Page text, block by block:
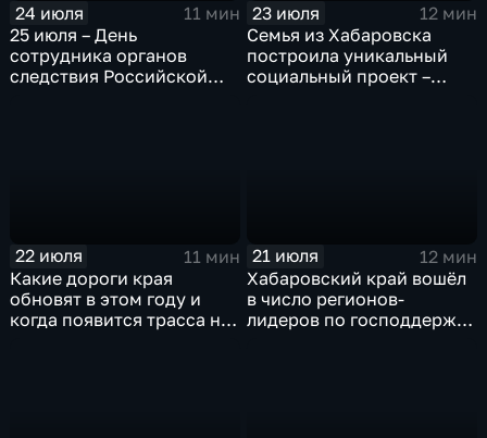
24 июля
11 мин
25 июля – День
сотрудника органов
следствия Российской
23 июля
12 мин
Семья из Хабаровска
построила уникальный
социальный проект –
22 июля
11 мин
Какие дороги края
обновят в этом году и
когда появится трасса на
21 июля
12 мин
Хабаровский край вошёл
в число регионов-
лидеров по господдержке